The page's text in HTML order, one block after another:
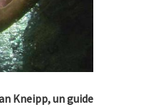
Kneipp, un guide